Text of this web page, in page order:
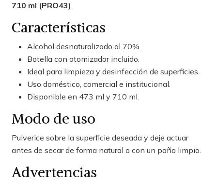
710 ml (PRO43).
Características
Alcohol desnaturalizado al 70%.
Botella con atomizador incluido.
Ideal para limpieza y desinfección de superficies.
Uso doméstico, comercial e institucional.
Disponible en 473 ml y 710 ml.
Modo de uso
Pulverice sobre la superficie deseada y deje actuar
antes de secar de forma natural o con un paño limpio.
Advertencias